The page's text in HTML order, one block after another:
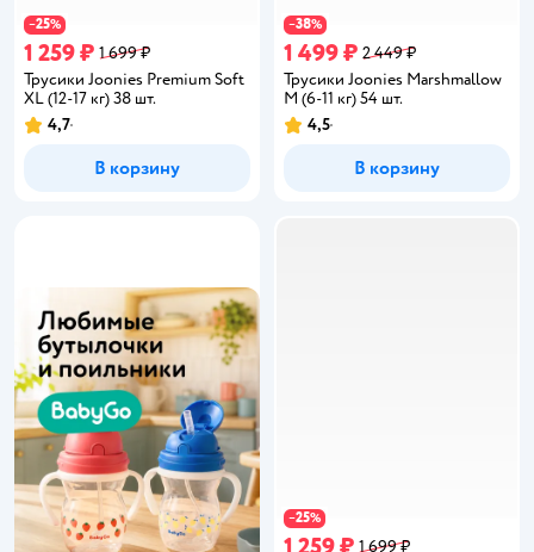
−25%
1 259 ₽ 1 699 ₽
Трусики Joonies Premium Soft
XL (12-17 кг) 38 шт.
Рейтинг:
4,7
В корзину
−38%
1 499 ₽ 2 449 ₽
Трусики Joonies Marshmallow
M (6-11 кг) 54 шт.
Рейтинг:
4,5
В корзину
−25%
1 699 ₽